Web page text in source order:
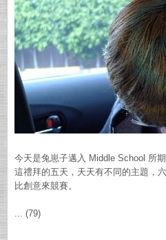
今天是兔崽子邁入 Middle School 所
這禮拜的五天，天天有不同的主題，
比創意來競賽。
... (79)